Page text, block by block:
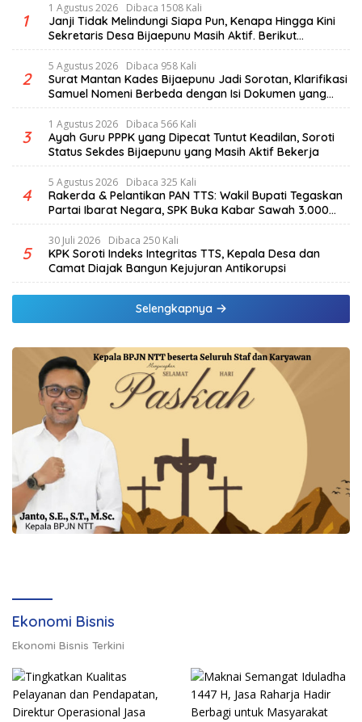
1
1 Agustus 2026 Dibaca 1508 Kali
Janji Tidak Melindungi Siapa Pun, Kenapa Hingga Kini
Sekretaris Desa Bijaepunu Masih Aktif. Berikut
penjelasan Ketua Komisi I DPRD TTS.
2
5 Agustus 2026 Dibaca 958 Kali
Surat Mantan Kades Bijaepunu Jadi Sorotan, Klarifikasi
Samuel Nomeni Berbeda dengan Isi Dokumen yang
Beredar
3
1 Agustus 2026 Dibaca 566 Kali
Ayah Guru PPPK yang Dipecat Tuntut Keadilan, Soroti
Status Sekdes Bijaepunu yang Masih Aktif Bekerja
4
5 Agustus 2026 Dibaca 325 Kali
Rakerda & Pelantikan PAN TTS: Wakil Bupati Tegaskan
Partai Ibarat Negara, SPK Buka Kabar Sawah 3.000
Hektar & Larangan Politik Uang
5
30 Juli 2026 Dibaca 250 Kali
KPK Soroti Indeks Integritas TTS, Kepala Desa dan
Camat Diajak Bangun Kejujuran Antikorupsi
Selengkapnya
Ekonomi Bisnis
Ekonomi Bisnis Terkini